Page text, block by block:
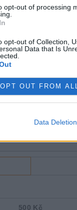
opt-out of processing
opt-out of Collection,
Data that Is
OPT OUT FROM
Data Deletion
že na
využita na
a